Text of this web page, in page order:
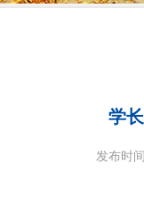
学
发布时